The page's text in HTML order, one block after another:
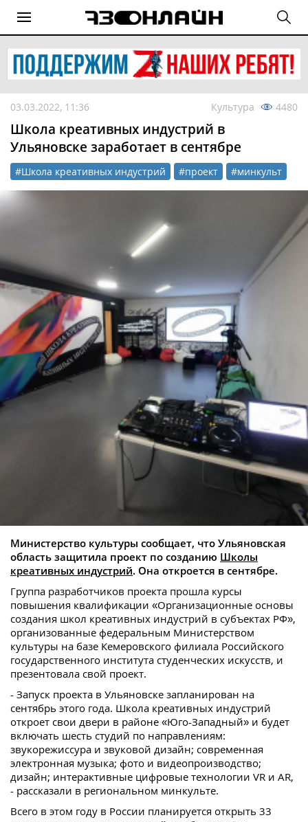
03.03.2022, 11:36 Культура 4480
Школа креативных индустрий в
Ульяновске заработает в сентябре
#Школа креативных индустрий #проект #минкульт
Министерство культуры сообщает, что Ульяновская
область защитила проект по созданию Школы
креативных индустрий. Она откроется в сентябре.
Группа разработчиков проекта прошла курсы
повышения квалификации «Организационные основы
создания школ креативных индустрий в субъектах РФ»,
организованные федеральным Министерством
культуры на базе Кемеровского филиала Российского
государственного института студенческих искусств, и
презентовала свой проект.
- Запуск проекта в Ульяновске запланирован на
сентябрь этого года. Школа креативных индустрий
откроет свои двери в районе «Юго-Западный» и будет
включать шесть студий по направлениям:
звукорежиссура и звуковой дизайн; современная
электронная музыка; фото и видеопроизводство;
дизайн; интерактивные цифровые технологии VR и AR,
- рассказали в региональном минкульте.
Всего в этом году в России планируется открыть 33